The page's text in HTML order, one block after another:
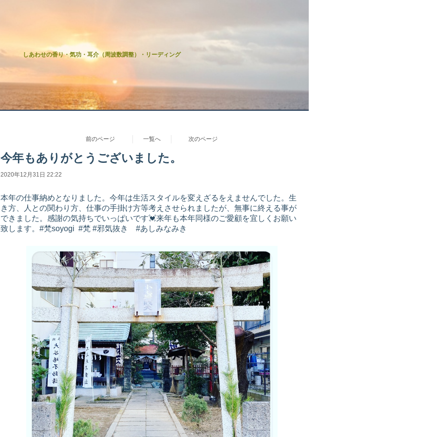
しあわせの香り・気功・耳介（周波数調整）・リーディング
前のページ 一覧へ 次のページ
今年もありがとうございました。
2020年12月31日 22:22
本年の仕事納めとなりました。今年は生活スタイルを変えざるをえませんでした。生
き方、人との関わり方、仕事の手掛け方等考えさせられましたが、無事に終える事が
できました。感謝の気持ちでいっぱいです💓来年も本年同様のご愛顧を宜しくお願い
致します。#梵soyogi #梵 #邪気抜き #あしみなみき